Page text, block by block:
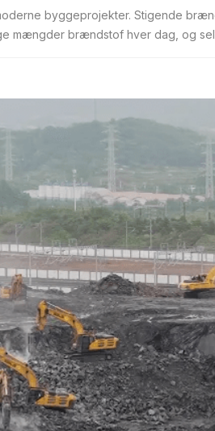
byggeprojekter. Stigende
mængder brændstof hver dag, og